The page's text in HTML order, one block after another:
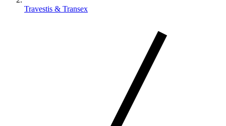
Travestis & Transex